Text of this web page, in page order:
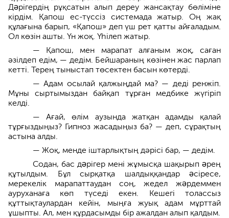
Дəрігердің рұқсатын алып дереу жансақтау бөліміне
кірдім. Қапош ес-түссіз системада жатыр. Оң жақ
құлағына барып, «Қапош» деп үш рет қатты айғаладым.
Ол көзін ашты. Үн жоқ. Үһілеп жатыр.
— Қапош, мен марапат алғаным жоқ, саған
әзілдеп едім, — дедім. Бейшараның көзінен жас парлап
кетті. Терең тыныстап төсектен басын көтерді.
— Адам осылай қалжыңдай ма? — деді ренжіп.
Мұны сыртымыздан байқап тұрған медбике жүгіріп
келді.
— Ағай, өлім аузында жатқан адамды қалай
тұрғыздыңыз? Гипноз жасадыңыз ба? — деп, сұрақтың
астына алды.
— Жоқ, менде іштарлықтың дәрісі бар, — дедім.
Содан, бас дəрігер мені жұмысқа шақырып əрең
құтылдым. Бұл сырқатқа шалдыққандар əсіресе,
мерекелік марапаттаудан соң, жедел жəрдеммен
ауруханаға көп түседі екен. Кешегі толассыз
құттықтаулардан кейін, мыңға жуық адам мұрттай
ұшыпты. Ал, мен құрдасымды бір ажалдан алып қалдым.